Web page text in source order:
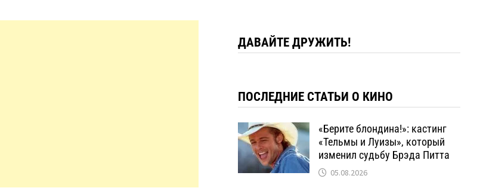
ДАВАЙТЕ ДРУЖИТЬ!
ПОСЛЕДНИЕ СТАТЬИ О КИНО
«Берите блондина!»: кастинг
«Тельмы и Луизы», который
изменил судьбу Брэда Питта
05.08.2026